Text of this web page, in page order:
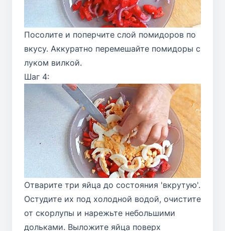
Посолите и поперчите слой помидоров по
вкусу. Аккуратно перемешайте помидоры с
луком вилкой.
Шаг 4:
Отварите три яйца до состояния 'вкрутую'.
Остудите их под холодной водой, очистите
от скорлупы и нарежьте небольшими
дольками. Выложите яйца поверх